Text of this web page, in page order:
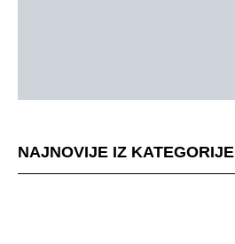
NAJNOVIJE IZ KATEGORIJE